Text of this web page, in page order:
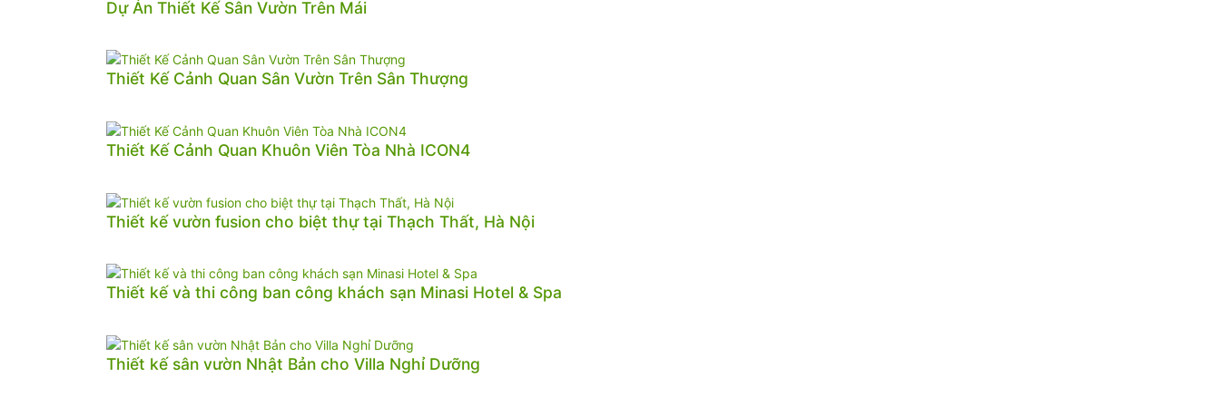
Dự Án Thiết Kế Sân Vườn Trên Mái
Thiết Kế Cảnh Quan Sân Vườn Trên Sân Thượng
Thiết Kế Cảnh Quan Khuôn Viên Tòa Nhà ICON4
Thiết kế vườn fusion cho biệt thự tại Thạch Thất, Hà Nội
Thiết kế và thi công ban công khách sạn Minasi Hotel & Spa
Thiết kế sân vườn Nhật Bản cho Villa Nghỉ Dưỡng